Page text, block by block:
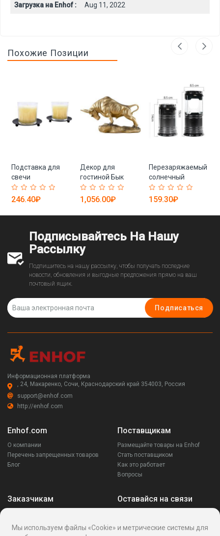
Загрузка на Enhof : Aug 11, 2022
Похожие Позиции
Подставка для
свечи
246.40₽
Декор для
гостиной Бык
1,056.00₽
Перезаряжаемый
солнечный
фонарь
159.30₽
Подписывайтесь На Нашу
Рассылку
Подпишитесь на нашу рассылку, чтобы получать последние
новости, обновления и выгодные предложения прямо на ваш
почтовый ящик.
Подписаться
Информационная платформа
, 24, Макаренко, Сочи, Краснодарский край 354003, Россия
support@enhof.com
http://enhof.com
Enhof.com
О компании
Перечень запрещенных товаров
Блог
Поставщикам
Размещайте товары на Enhof
Стать поставщиком
Как это работает
Вопросы
Заказчикам
Ваши запросы
Оставайся на связи
Мы используем файлы «Cookie» и метрические системы для